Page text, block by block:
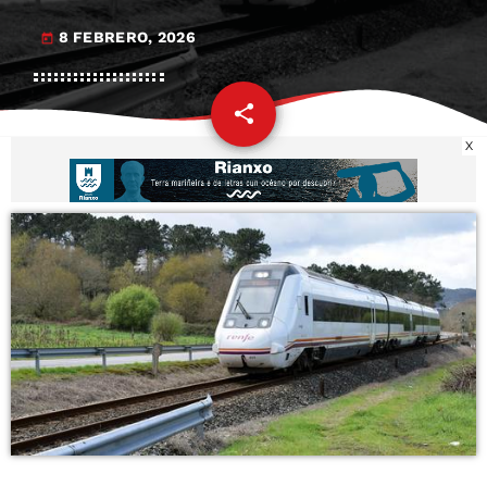
today 8 FEBRERO, 2026
share
email
X